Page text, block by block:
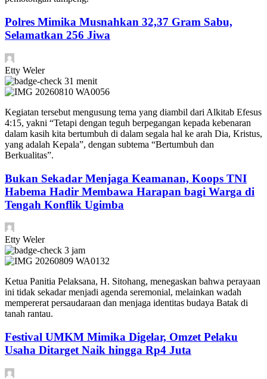
Polres Mimika Musnahkan 32,37 Gram Sabu,
Selamatkan 256 Jiwa
Etty Weler
31 menit
Kegiatan tersebut mengusung tema yang diambil dari Alkitab Efesus
4:15, yakni “Tetapi dengan teguh berpegangan kepada kebenaran
dalam kasih kita bertumbuh di dalam segala hal ke arah Dia, Kristus,
yang adalah Kepala”, dengan subtema “Bertumbuh dan
Berkualitas”.
Bukan Sekadar Menjaga Keamanan, Koops TNI
Habema Hadir Membawa Harapan bagi Warga di
Tengah Konflik Ugimba
Etty Weler
3 jam
Ketua Panitia Pelaksana, H. Sitohang, menegaskan bahwa perayaan
ini tidak sekadar menjadi agenda seremonial, melainkan wadah
mempererat persaudaraan dan menjaga identitas budaya Batak di
tanah rantau.
Festival UMKM Mimika Digelar, Omzet Pelaku
Usaha Ditarget Naik hingga Rp4 Juta